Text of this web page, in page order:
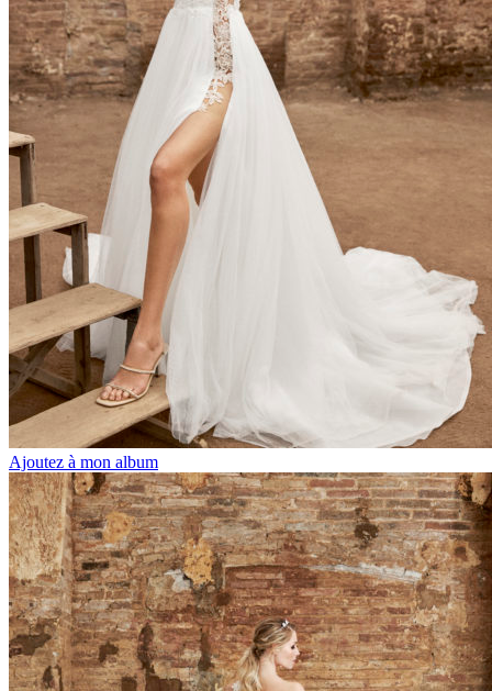
Ajoutez à mon album